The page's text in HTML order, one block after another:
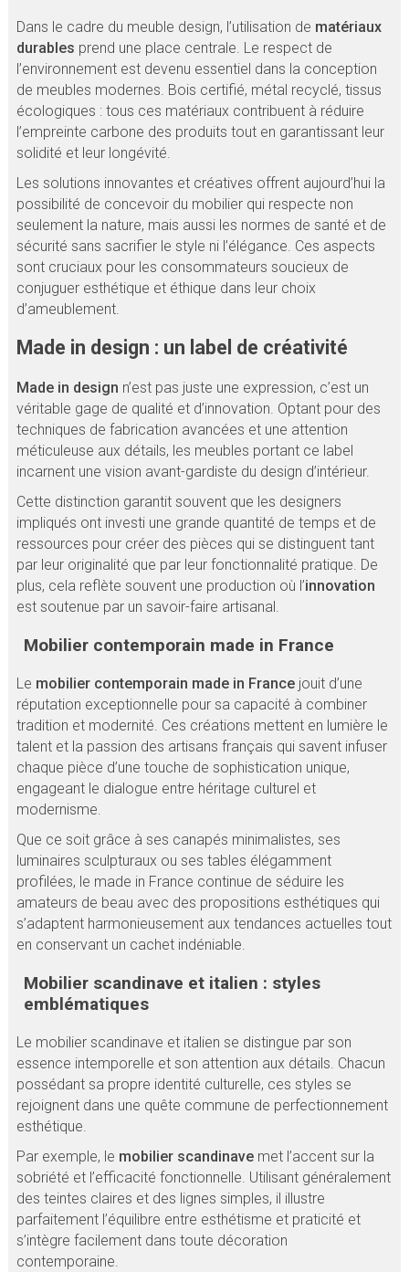
Dans le cadre du meuble design, l’utilisation de matériaux
durables prend une place centrale. Le respect de
l’environnement est devenu essentiel dans la conception
de meubles modernes. Bois certifié, métal recyclé, tissus
écologiques : tous ces matériaux contribuent à réduire
l’empreinte carbone des produits tout en garantissant leur
solidité et leur longévité.
Les solutions innovantes et créatives offrent aujourd’hui la
possibilité de concevoir du mobilier qui respecte non
seulement la nature, mais aussi les normes de santé et de
sécurité sans sacrifier le style ni l’élégance. Ces aspects
sont cruciaux pour les consommateurs soucieux de
conjuguer esthétique et éthique dans leur choix
d’ameublement.
Made in design : un label de créativité
Made in design n’est pas juste une expression, c’est un
véritable gage de qualité et d’innovation. Optant pour des
techniques de fabrication avancées et une attention
méticuleuse aux détails, les meubles portant ce label
incarnent une vision avant-gardiste du design d’intérieur.
Cette distinction garantit souvent que les designers
impliqués ont investi une grande quantité de temps et de
ressources pour créer des pièces qui se distinguent tant
par leur originalité que par leur fonctionnalité pratique. De
plus, cela reflète souvent une production où l’innovation
est soutenue par un savoir-faire artisanal.
Mobilier contemporain made in France
Le mobilier contemporain made in Francejouit d’une
réputation exceptionnelle pour sa capacité à combiner
tradition et modernité. Ces créations mettent en lumière le
talent et la passion des artisans français qui savent infuser
chaque pièce d’une touche de sophistication unique,
engageant le dialogue entre héritage culturel et
modernisme.
Que ce soit grâce à ses canapés minimalistes, ses
luminaires sculpturaux ou ses tables élégamment
profilées, le made in France continue de séduire les
amateurs de beau avec des propositions esthétiques qui
s’adaptent harmonieusement aux tendances actuelles tout
en conservant un cachet indéniable.
Mobilier scandinave et italien : styles
emblématiques
Le mobilier scandinave et italien se distingue par son
essence intemporelle et son attention aux détails. Chacun
possédant sa propre identité culturelle, ces styles se
rejoignent dans une quête commune de perfectionnement
esthétique.
Par exemple, le mobilier scandinavemet l’accent sur la
sobriété et l’efficacité fonctionnelle. Utilisant généralement
des teintes claires et des lignes simples, il illustre
parfaitement l’équilibre entre esthétisme et praticité et
s’intègre facilement dans toute décoration
contemporaine.